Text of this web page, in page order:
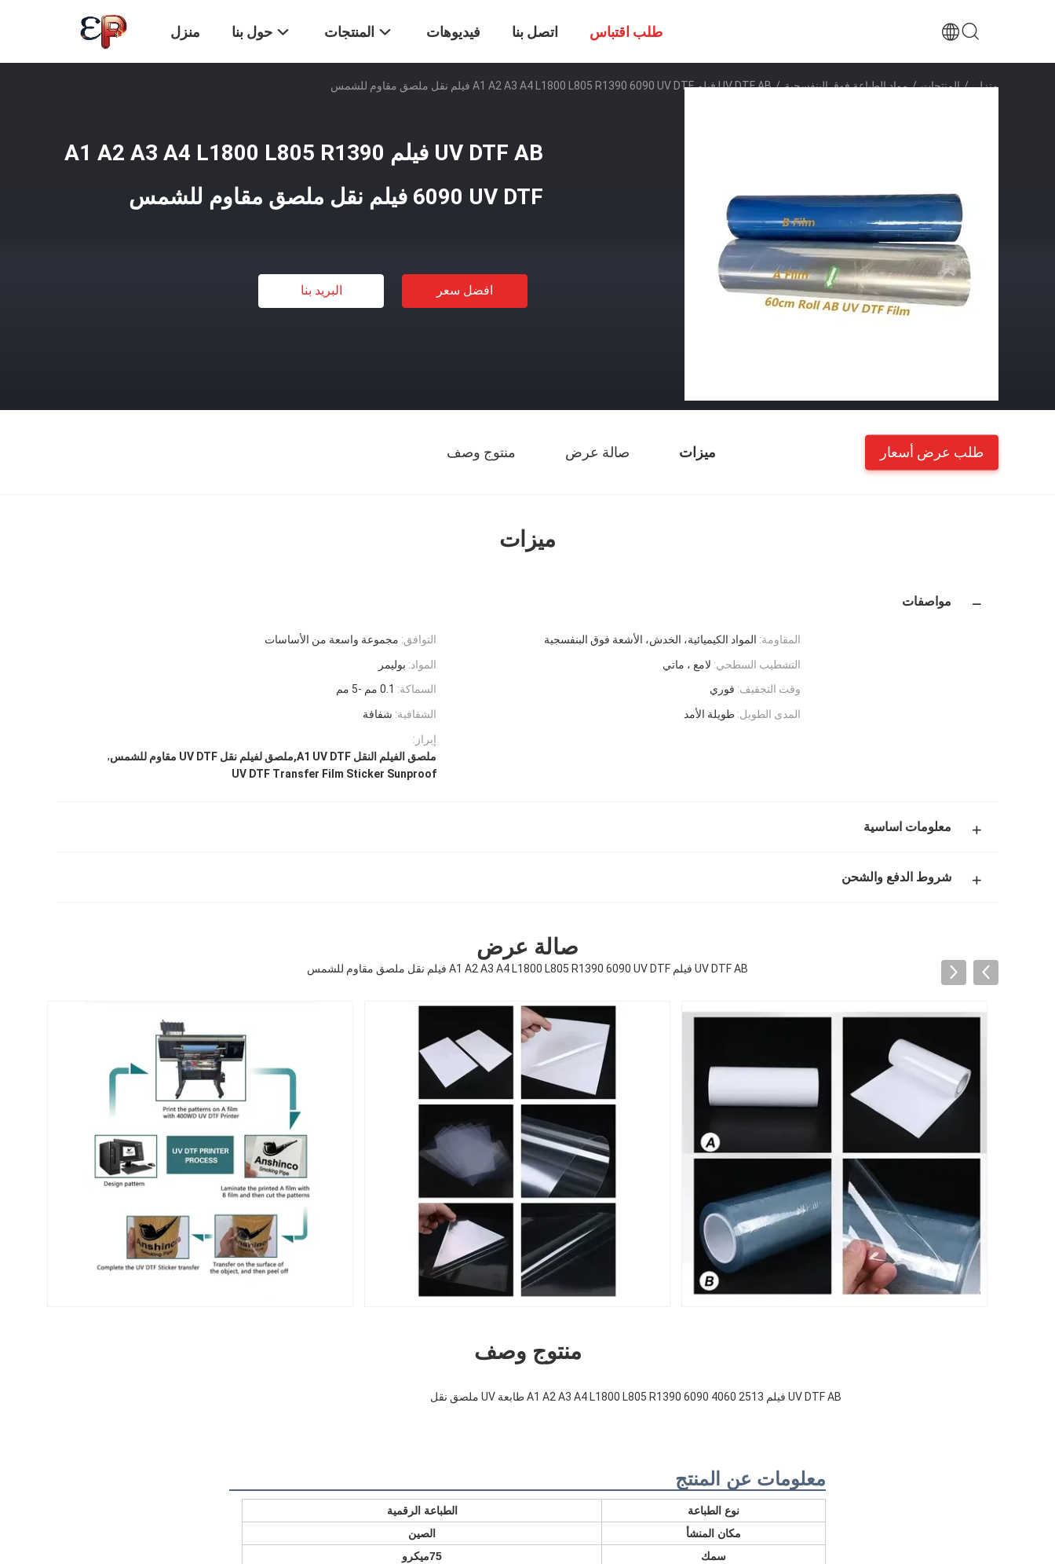
منزل حول بنا المنتجات فيديوهات اتصل بنا طلب اقتباس
منزل / المنتجات / مواد الطباعة فوق البنفسجية / UV DTF AB فيلم A1 A2 A3 A4 L1800 L805 R1390 6090 UV DTF فيلم نقل ملصق مقاوم للشمس
UV DTF AB فيلم A1 A2 A3 A4 L1800 L805 R1390
6090 UV DTF فيلم نقل ملصق مقاوم للشمس
افضل سعر البريد بنا
ميزات صالة عرض منتوج وصف طلب عرض أسعار
ميزات
مواصفات
التوافق: مجموعة واسعة من الأساسات المقاومة: المواد الكيميائية، الخدش، الأشعة فوق البنفسجية
المواد: بوليمر التشطيب السطحي: لامع ، ماتي
السماكة: 0.1 مم -5 مم وقت التجفيف: فوري
الشفافية: شفافة المدى الطويل: طويلة الأمد
إبراز:
ملصق الفيلم النقل A1 UV DTF,ملصق لفيلم نقل UV DTF مقاوم للشمس
,
UV DTF Transfer Film Sticker Sunproof
معلومات اساسية
شروط الدفع والشحن
صالة عرض
UV DTF AB فيلم A1 A2 A3 A4 L1800 L805 R1390 6090 UV DTF فيلم نقل ملصق مقاوم للشمس
منتوج وصف
UV DTF AB فيلم A1 A2 A3 A4 L1800 L805 R1390 6090 4060 2513 طابعة UV ملصق نقل
معلومات عن المنتج
نوع الطباعة
الطباعة الرقمية
مكان المنشأ
الصين
سمك
75ميكرو